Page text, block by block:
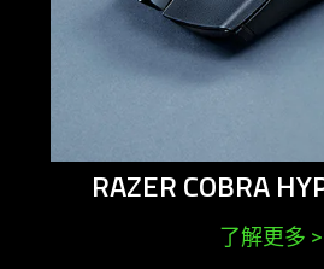
RAZER COBRA
了解更多 >